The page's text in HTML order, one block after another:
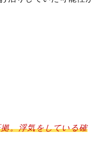
。浮気をしている確